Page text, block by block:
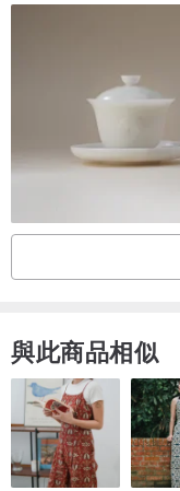
8-聞香氣-拿起鑑定杯或
9-觀葉底-取出幾片泡
嫩、開展度、均一性等。
【產品介紹】
鑑定杯｜3齒4孔
尺寸:口徑7.3公分、高
容量:150CC
材質:白瓷
組件:鑑定杯+茶碗
與此商品相似